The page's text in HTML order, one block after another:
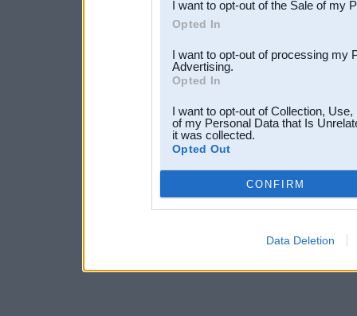
I want to opt-out of the Sale of my
Opted In
I want to opt-out of processing my
Advertising.
Opted In
I want to opt-out of Collection,
of my Personal Data that Is
it was collected.
Opted Out
CONFIRM
Data Deletion